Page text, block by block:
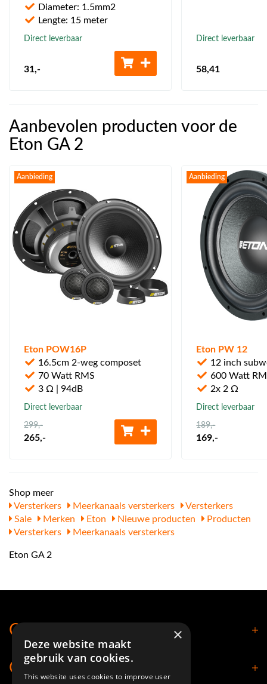
Diameter: 1.5mm2
Lengte: 15 meter
Direct leverbaar
31,-
Direct leverbaar
58,41
Aanbevolen producten voor de
Eton GA 2
Aanbieding
Eton POW16P
16.5cm 2-weg composet
70 Watt RMS
3 Ω | 94dB
Direct leverbaar
299,-
265,-
Aanbieding
Eton PW 12
12 inch
600 Watt
2x 2 Ω
Direct leverbaar
189,-
169,-
Shop meer
Versterkers
Meerkanaals versterkers
Versterkers
Sale
Merken Eton Nieuwe producten
Producten
Versterkers
Meerkanaals versterkers
Eton GA 2
Contact
Openingstijden
×
Deze website maakt
gebruik van cookies.
This website uses cookies to improve user